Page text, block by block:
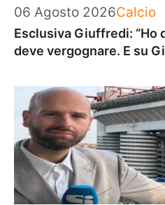
06 Agosto 2026Calcio
Esclusiva Giuffredi: “Ho
deve vergognare. E su